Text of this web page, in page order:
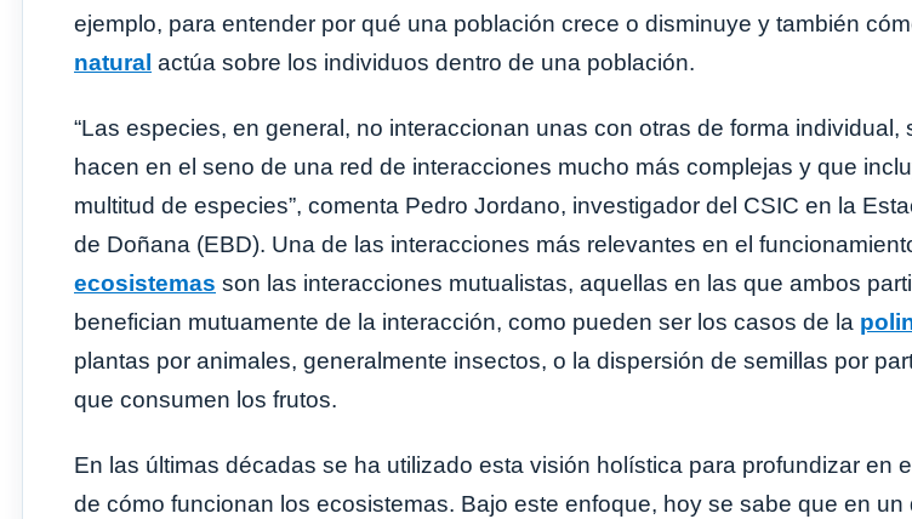
ejemplo, para entender por qué una población crece o disminuye y también
natural actúa sobre los individuos dentro de una población.
“Las especies, en general, no interaccionan unas con otras de forma individual,
hacen en el seno de una red de interacciones mucho más complejas y que
multitud de especies”, comenta Pedro Jordano, investigador del CSIC en la
de Doñana (EBD). Una de las interacciones más relevantes en el
ecosistemas son las interacciones mutualistas, aquellas en las que ambos
benefician mutuamente de la interacción, como pueden ser los casos de la
plantas por animales, generalmente insectos, o la dispersión de semillas por
que consumen los frutos.
En las últimas décadas se ha utilizado esta visión holística para profundizar en
de cómo funcionan los ecosistemas. Bajo este enfoque, hoy se sabe que en un